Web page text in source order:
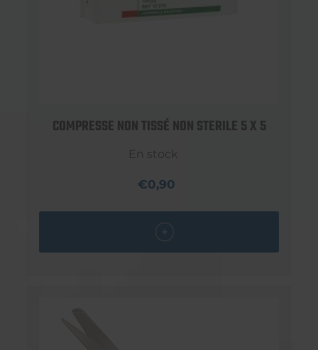
COMPRESSE NON TISSÉ NON STERILE 5 X 5
En stock
€0,90